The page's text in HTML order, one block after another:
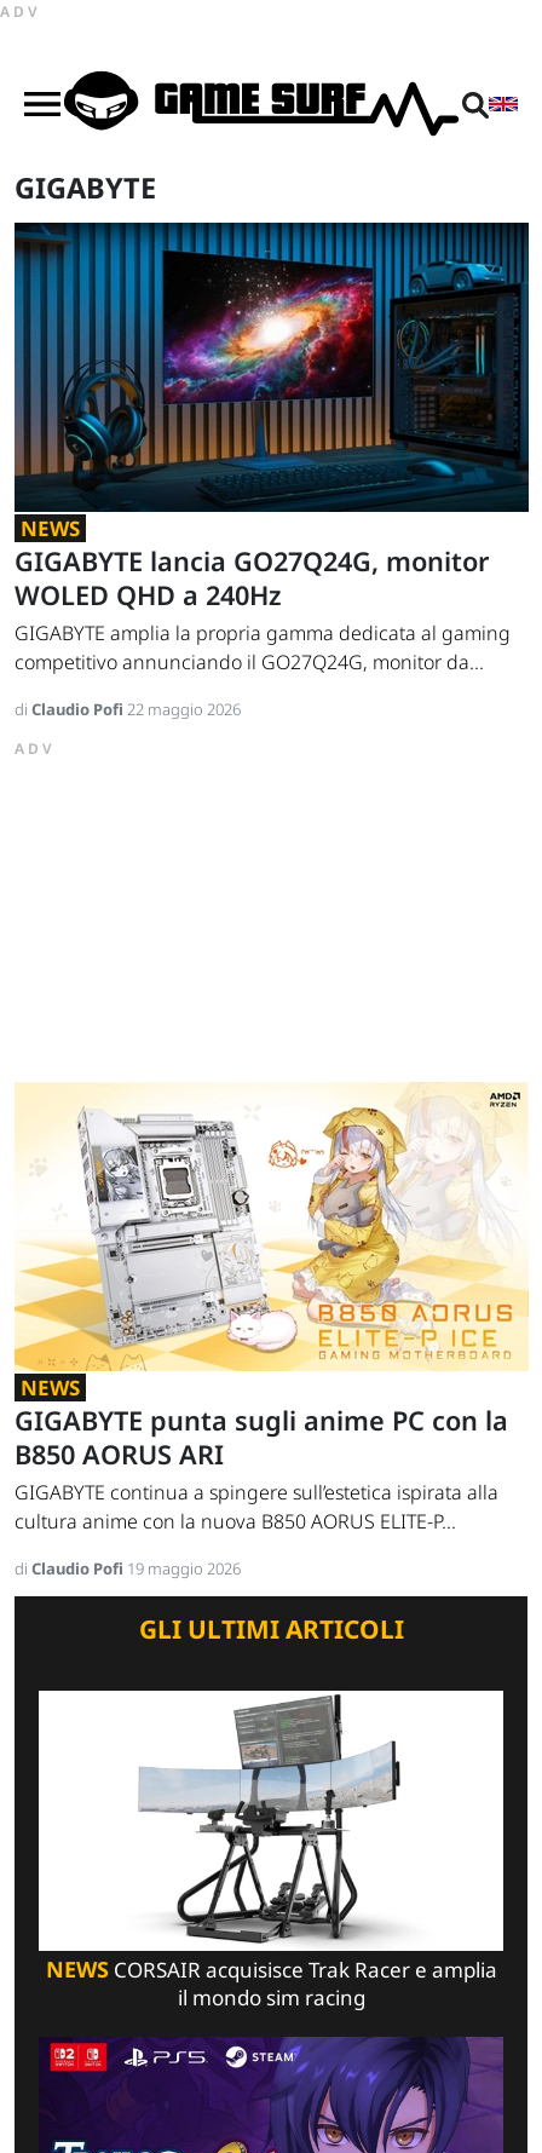
ADV
GIGABYTE
NEWS
GIGABYTE lancia GO27Q24G, monitor
WOLED QHD a 240Hz
GIGABYTE amplia la propria gamma dedicata al gaming
competitivo annunciando il GO27Q24G, monitor da...
di Claudio Pofi 22 maggio 2026
ADV
NEWS
GIGABYTE punta sugli anime PC con la
B850 AORUS ARI
GIGABYTE continua a spingere sull’estetica ispirata alla
cultura anime con la nuova B850 AORUS ELITE-P...
di Claudio Pofi 19 maggio 2026
GLI ULTIMI ARTICOLI
NEWSCORSAIR acquisisce Trak Racer e amplia
il mondo sim racing